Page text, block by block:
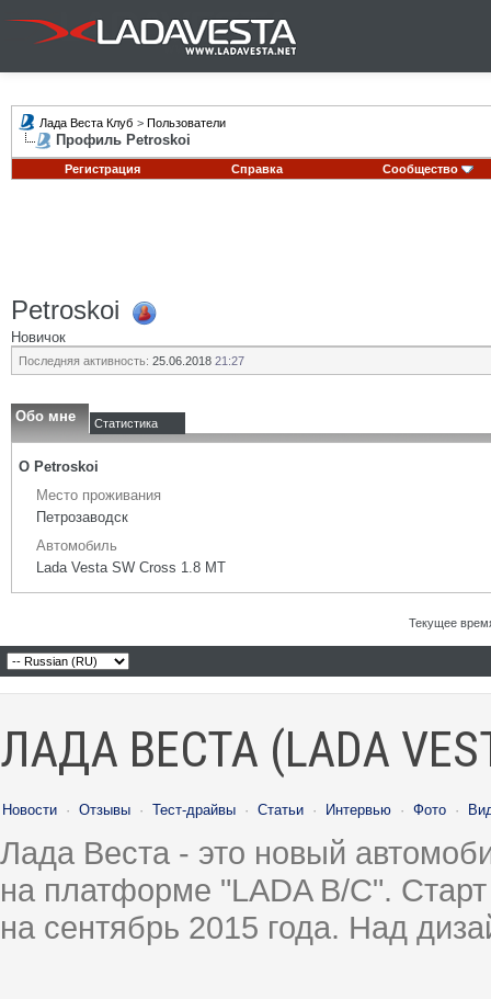
Лада Веста Клуб > Пользователи
Профиль Petroskoi
Регистрация Справка Сообщество
Petroskoi
Новичок
Последняя активность: 25.06.2018 21:27
Обо мне Статистика
О Petroskoi
Место проживания
Петрозаводск
Автомобиль
Lada Vesta SW Cross 1.8 МТ
Текущее
ЛАДА ВЕСТА (LADA
Новости · Отзывы · Тест-драйвы · Статьи · Интервью · Фото ·
Лада Веста - это новый
на платформе "LADA B/C".
на сентябрь 2015 года. Над